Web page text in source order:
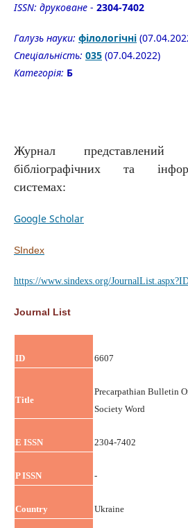
ISSN: друковане- 2304-7402
Галузь науки: філологічні
Спецiальнiсть: 035(07.04.2022)
Категорiя: Б
Журнал
бібліографічних та
системах:
Google Scholar
SIndex
https://www.sindexs.org/
Journal List
ID 6607
Title
Precarpathian Bulletin
Society Word
E ISSN 2304-7402
P ISSN -
Country Ukraine